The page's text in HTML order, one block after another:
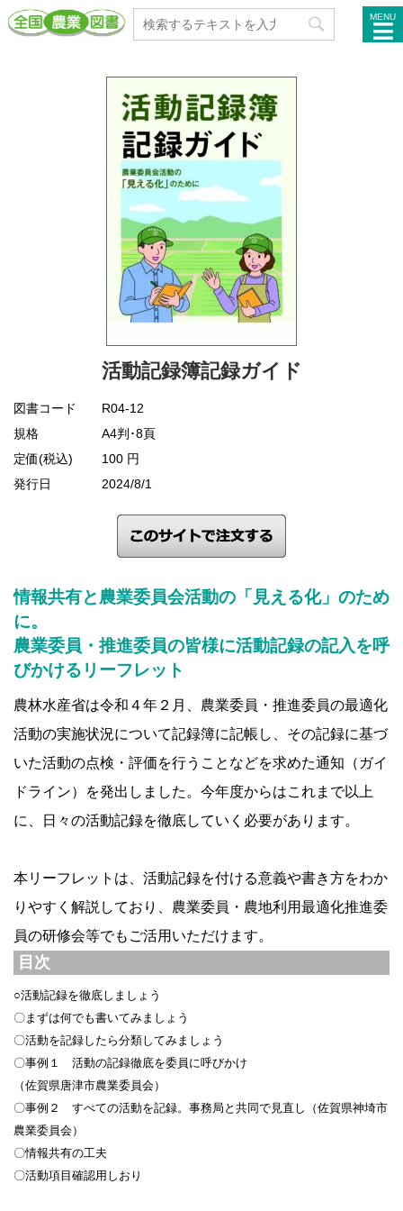
MENU
活動記録簿記録ガイド
図書コード
R04-12
規格
A4判･8頁
定価(税込)
100 円
発行日
2024/8/1
情報共有と農業委員会活動の「見える化」のため
に。
農業委員・推進委員の皆様に活動記録の記入を呼
びかけるリーフレット
農林水産省は令和４年２月、農業委員・推進委員の最適化
活動の実施状況について記録簿に記帳し、その記録に基づ
いた活動の点検・評価を行うことなどを求めた通知（ガイ
ドライン）を発出しました。今年度からはこれまで以上
に、日々の活動記録を徹底していく必要があります。
本リーフレットは、活動記録を付ける意義や書き方をわか
りやすく解説しており、農業委員・農地利用最適化推進委
員の研修会等でもご活用いただけます。
目次
○活動記録を徹底しましょう
〇まずは何でも書いてみましょう
〇活動を記録したら分類してみましょう
〇事例１ 活動の記録徹底を委員に呼びかけ
（佐賀県唐津市農業委員会）
〇事例２ すべての活動を記録。事務局と共同で見直し（佐賀県神埼市
農業委員会）
〇情報共有の工夫
〇活動項目確認用しおり